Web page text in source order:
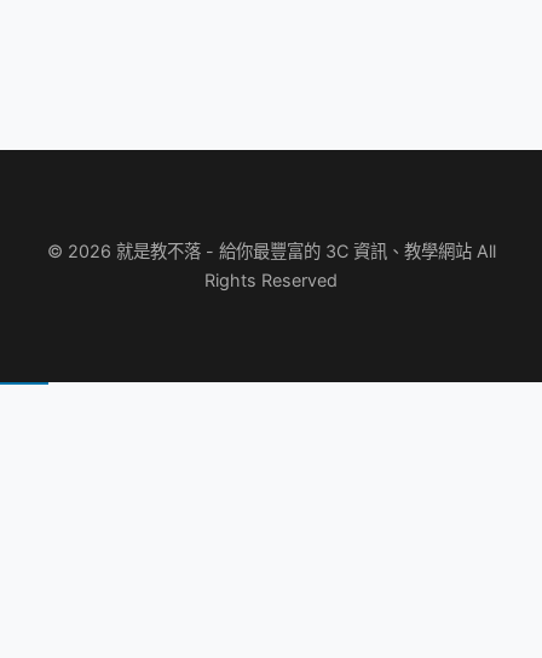
© 2026 就是教不落 - 給你最豐富的 3C 資訊、教學網站 All
Rights Reserved